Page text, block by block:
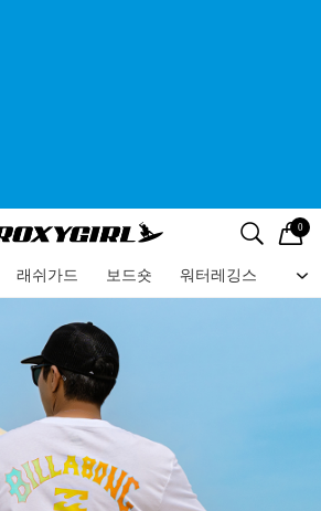
검색
로고 0
래쉬가드 보드숏 워터레깅스 비
메뉴